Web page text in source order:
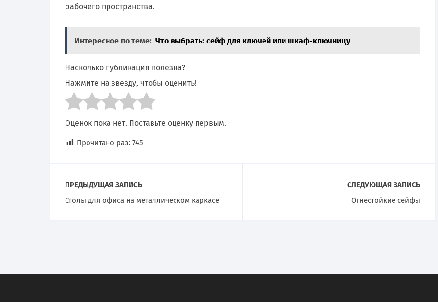
рабочего пространства.
Интересное по теме: Что выбрать: сейф для ключей или шкаф-ключницу
Насколько публикация полезна?
Нажмите на звезду, чтобы оценить!
Оценок пока нет. Поставьте оценку первым.
Прочитано раз: 745
ПРЕДЫДУЩАЯ ЗАПИСЬ
Столы для офиса на металлическом каркасе
СЛЕДУЮЩАЯ ЗАПИСЬ
Огнестойкие сейфы